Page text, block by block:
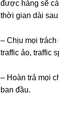
được hàng sẽ
thời gian dài
– Chịu mọi
traffic ảo, traffic
– Hoàn trả mọi
ban đầu.